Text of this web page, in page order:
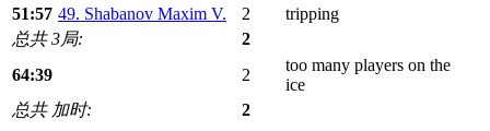
51:57 49. Shabanov Maxim V. 2
tripping
总共 3局:
2
64:39
2
too many players on the
ice
总共 加时:
2